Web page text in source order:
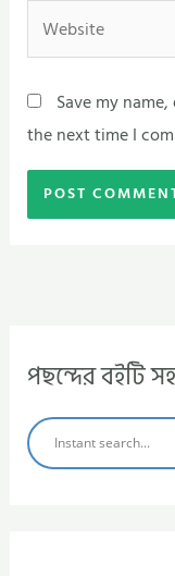
Website
Save my
the next time I
পছন্দের বইটি